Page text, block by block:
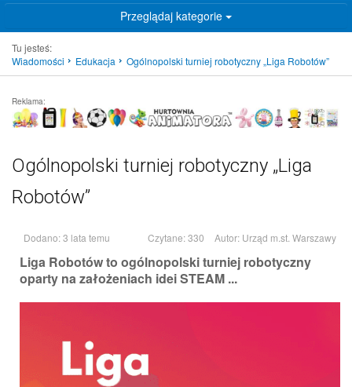
Przeglądaj kategorie
Tu jesteś:
Wiadomości
Edukacja Ogólnopolski turniej robotyczny „Liga Robotów”
Reklama:
Ogólnopolski turniej robotyczny „Liga
Robotów”
Dodano: 3 lata temu Czytane: 330 Autor: Urząd m.st. Warszawy
Liga Robotów to ogólnopolski turniej robotyczny
oparty na założeniach idei STEAM ...